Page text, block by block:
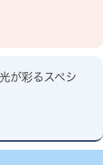
が彩るスペシ